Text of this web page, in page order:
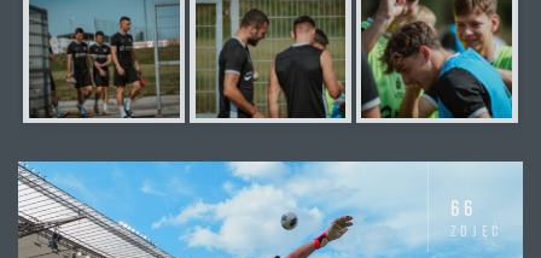
66
zdjęć